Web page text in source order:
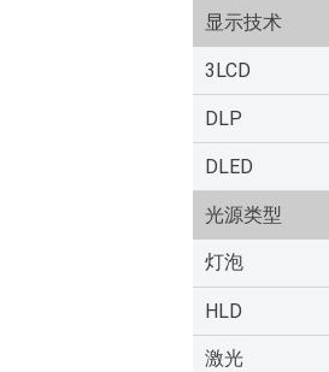
显示技术
3LCD
DLP
DLED
光源类型
灯泡
HLD
激光